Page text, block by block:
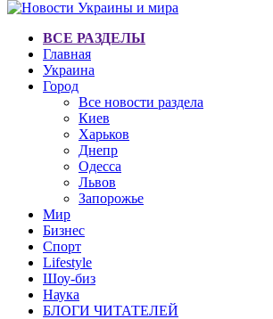
ВСЕ РАЗДЕЛЫ
Главная
Украина
Город
Все новости раздела
Киев
Харьков
Днепр
Одесса
Львов
Запорожье
Мир
Бизнес
Спорт
Lifestyle
Шоу-биз
Наука
БЛОГИ ЧИТАТЕЛЕЙ